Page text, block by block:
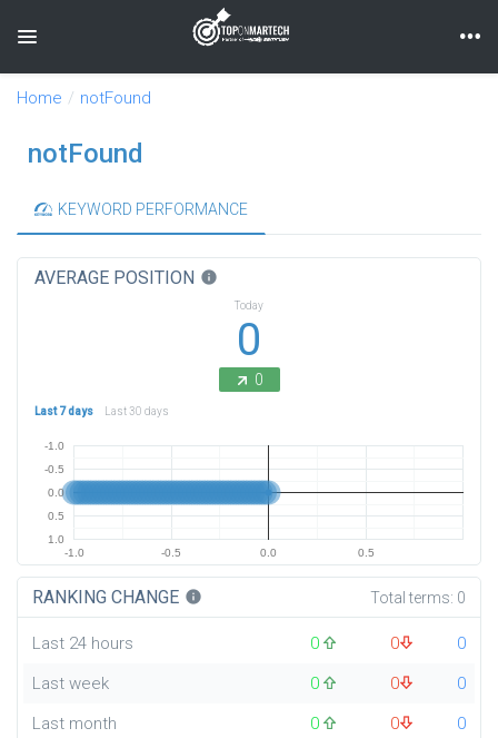
Toggle navigation
Home notFound
notFound
KEYWORD PERFORMANCE
AVERAGE POSITION info
Today
0
0
Last 7 days Last 30 days
-1.0 -0.5 0.0 0.5
-1.0
-0.5
0.0
0.5
1.0
RANKING CHANGE info Total terms: 0
Last 24 hours 0 0
0
Last week
0 0
0
Last month
0 0 0